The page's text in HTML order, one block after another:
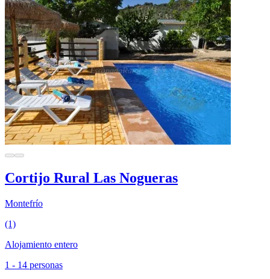
Cortijo Rural Las Nogueras
Montefrío
(1)
Alojamiento entero
1 - 14 personas